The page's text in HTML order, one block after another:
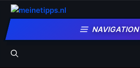
Zum
Inhalt
springen
NAVIGATION